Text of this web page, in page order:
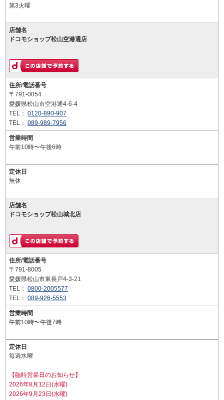
第3火曜
店舗名
ドコモショップ松山空港通店
住所/電話番号
〒791-0054
愛媛県松山市空港通4-6-4
TEL： 0120-890-907
TEL： 089-989-7956
営業時間
午前10時〜午後6時
定休日
無休
店舗名
ドコモショップ松山城北店
住所/電話番号
〒791-8005
愛媛県松山市東長戸4-3-21
TEL： 0800-2005577
TEL： 089-926-5553
営業時間
午前10時〜午後7時
定休日
毎週水曜
【臨時営業日のお知らせ】
2026年8月12日(水曜)
2026年9月23日(水曜)